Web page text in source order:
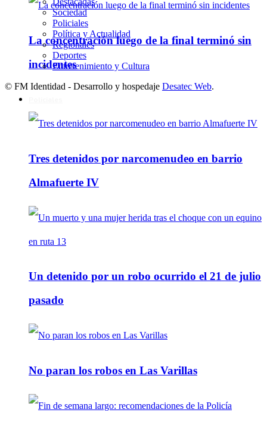
La concentración luego de la final terminó sin
incidentes
Tres detenidos por narcomenudeo en barrio
Almafuerte IV
Un detenido por un robo ocurrido el 21 de julio
pasado
No paran los robos en Las Varillas
Sociedad
Policiales
Política y Actualidad
Regionales
Deportes
Entretenimiento y Cultura
© FM Identidad - Desarrollo y hospedaje Desatec Web.